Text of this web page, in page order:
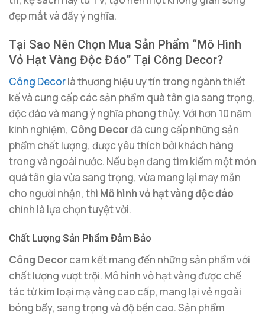
đẹp mắt và đầy ý nghĩa.
Tại Sao Nên Chọn Mua Sản Phẩm “Mô Hình
Vỏ Hạt Vàng Độc Đáo” Tại Công Decor?
Công Decorlà thương hiệu uy tín trong ngành thiết
kế và cung cấp các sản phẩm quà tân gia sang trọng,
độc đáo và mang ý nghĩa phong thủy. Với hơn 10 năm
kinh nghiệm, Công Decorđã cung cấp những sản
phẩm chất lượng, được yêu thích bởi khách hàng
trong và ngoài nước. Nếu bạn đang tìm kiếm một món
quà tân gia vừa sang trọng, vừa mang lại may mắn
cho người nhận, thì Mô hình vỏ hạt vàng độc đáo
chính là lựa chọn tuyệt vời.
Chất Lượng Sản Phẩm Đảm Bảo
Công Decor cam kết mang đến những sản phẩm với
chất lượng vượt trội. Mô hình vỏ hạt vàng được chế
tác từ kim loại mạ vàng cao cấp, mang lại vẻ ngoài
bóng bẩy, sang trọng và độ bền cao. Sản phẩm